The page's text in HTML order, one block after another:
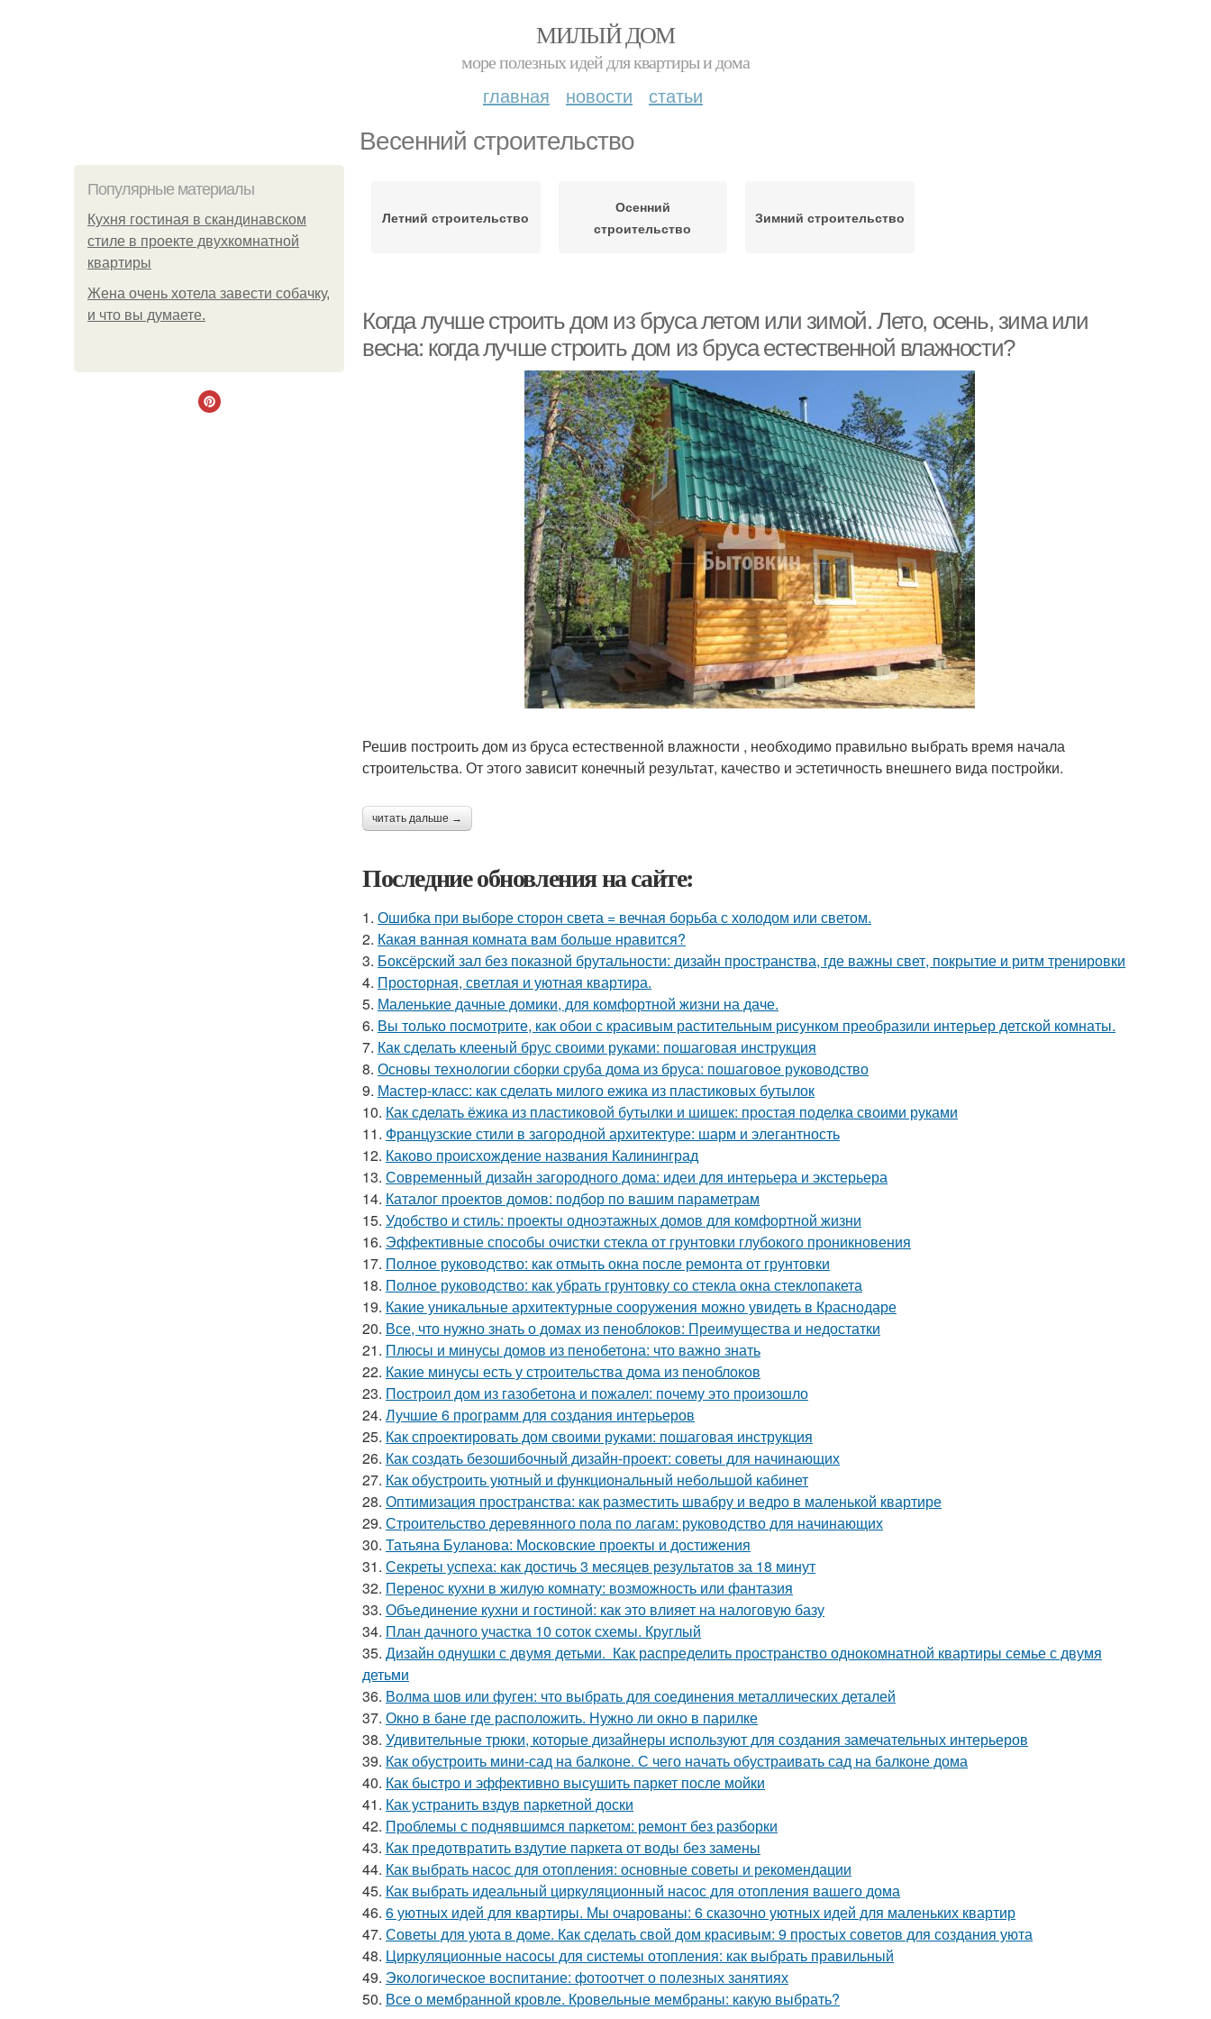
МИЛЫЙ ДОМ
море полезных идей для квартиры и дома
главная новости статьи
Весенний строительство
Популярные материалы
Кухня гостиная в скандинавском
стиле в проекте двухкомнатной
квартиры
Жена очень хотела завести собачку,
и что вы думаете.
Летний строительство
Осенний
строительство
Зимний строительство
Когда лучше строить дом из бруса летом или зимой. Лето, осень, зима или
весна: когда лучше строить дом из бруса естественной влажности?
Решив построить дом из бруса естественной влажности , необходимо правильно выбрать время начала
строительства. От этого зависит конечный результат, качество и эстетичность внешнего вида постройки.
читать дальше →
Последние обновления на сайте:
1. Ошибка при выборе сторон света = вечная борьба с холодом или светом.
2. Какая ванная комната вам больше нравится?
3. Боксёрский зал без показной брутальности: дизайн пространства, где важны свет, покрытие и ритм тренировки
4. Просторная, светлая и уютная квартира.
5. Маленькие дачные домики, для комфортной жизни на даче.
6. Вы только посмотрите, как обои с красивым растительным рисунком преобразили интерьер детской комнаты.
7. Как сделать клееный брус своими руками: пошаговая инструкция
8. Основы технологии сборки сруба дома из бруса: пошаговое руководство
9. Мастер-класс: как сделать милого ежика из пластиковых бутылок
10. Как сделать ёжика из пластиковой бутылки и шишек: простая поделка своими руками
11. Французские стили в загородной архитектуре: шарм и элегантность
12. Каково происхождение названия Калининград
13. Современный дизайн загородного дома: идеи для интерьера и экстерьера
14. Каталог проектов домов: подбор по вашим параметрам
15. Удобство и стиль: проекты одноэтажных домов для комфортной жизни
16. Эффективные способы очистки стекла от грунтовки глубокого проникновения
17. Полное руководство: как отмыть окна после ремонта от грунтовки
18. Полное руководство: как убрать грунтовку со стекла окна стеклопакета
19. Какие уникальные архитектурные сооружения можно увидеть в Краснодаре
20. Все, что нужно знать о домах из пеноблоков: Преимущества и недостатки
21. Плюсы и минусы домов из пенобетона: что важно знать
22. Какие минусы есть у строительства дома из пеноблоков
23. Построил дом из газобетона и пожалел: почему это произошло
24. Лучшие 6 программ для создания интерьеров
25. Как спроектировать дом своими руками: пошаговая инструкция
26. Как создать безошибочный дизайн-проект: советы для начинающих
27. Как обустроить уютный и функциональный небольшой кабинет
28. Оптимизация пространства: как разместить швабру и ведро в маленькой квартире
29. Строительство деревянного пола по лагам: руководство для начинающих
30. Татьяна Буланова: Московские проекты и достижения
31. Секреты успеха: как достичь 3 месяцев результатов за 18 минут
32. Перенос кухни в жилую комнату: возможность или фантазия
33. Объединение кухни и гостиной: как это влияет на налоговую базу
34. План дачного участка 10 соток схемы. Круглый
35. Дизайн однушки с двумя детьми. Как распределить пространство однокомнатной квартиры семье с двумя
детьми
36. Волма шов или фуген: что выбрать для соединения металлических деталей
37. Окно в бане где расположить. Нужно ли окно в парилке
38. Удивительные трюки, которые дизайнеры используют для создания замечательных интерьеров
39. Как обустроить мини-сад на балконе. С чего начать обустраивать сад на балконе дома
40. Как быстро и эффективно высушить паркет после мойки
41. Как устранить вздув паркетной доски
42. Проблемы с поднявшимся паркетом: ремонт без разборки
43. Как предотвратить вздутие паркета от воды без замены
44. Как выбрать насос для отопления: основные советы и рекомендации
45. Как выбрать идеальный циркуляционный насос для отопления вашего дома
46. 6 уютных идей для квартиры. Мы очарованы: 6 сказочно уютных идей для маленьких квартир
47. Советы для уюта в доме. Как сделать свой дом красивым: 9 простых советов для создания уюта
48. Циркуляционные насосы для системы отопления: как выбрать правильный
49. Экологическое воспитание: фотоотчет о полезных занятиях
50. Все о мембранной кровле. Кровельные мембраны: какую выбрать?